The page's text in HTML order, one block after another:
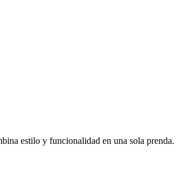
estilo y funcionalidad en una sola prenda.